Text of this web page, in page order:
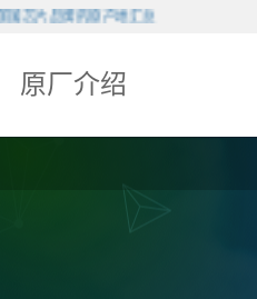
国芯片品牌的原产地汇总
原厂介绍